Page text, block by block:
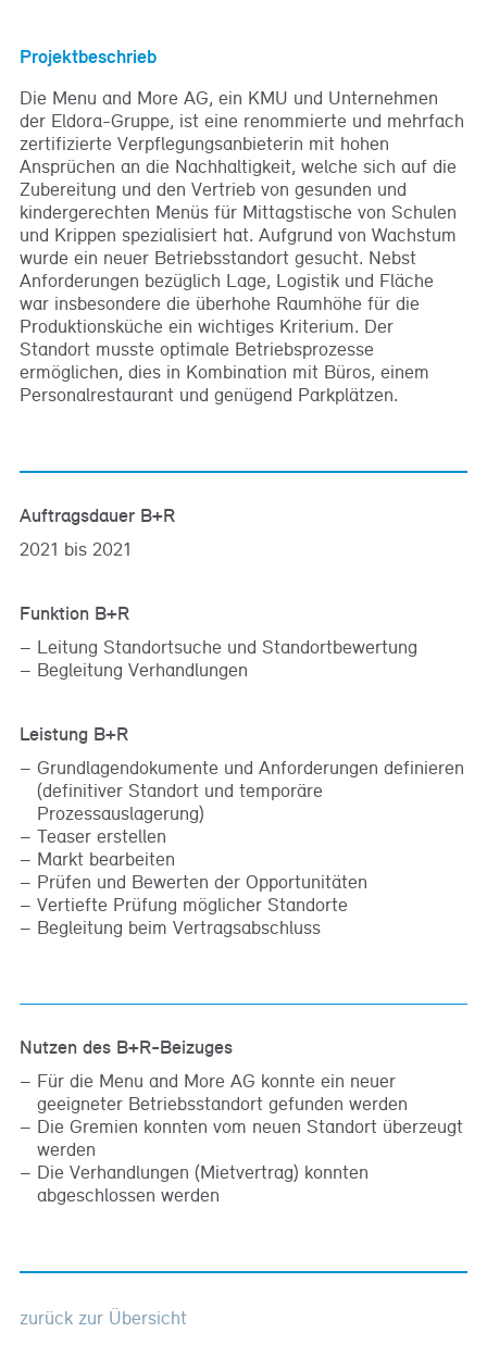
Projektbeschrieb
Die Menu and More AG, ein KMU und Unternehmen
der Eldora-Gruppe, ist eine renommierte und mehrfach
zertifizierte Verpflegungsanbieterin mit hohen
Ansprüchen an die Nachhaltigkeit, welche sich auf die
Zubereitung und den Vertrieb von gesunden und
kindergerechten Menüs für Mittagstische von Schulen
und Krippen spezialisiert hat. Aufgrund von Wachstum
wurde ein neuer Betriebsstandort gesucht. Nebst
Anforderungen bezüglich Lage, Logistik und Fläche
war insbesondere die überhohe Raumhöhe für die
Produktionsküche ein wichtiges Kriterium. Der
Standort musste optimale Betriebsprozesse
ermöglichen, dies in Kombination mit Büros, einem
Personalrestaurant und genügend Parkplätzen.
Auftragsdauer B+R
2021 bis 2021
Funktion B+R
Leitung Standortsuche und Standortbewertung
Begleitung Verhandlungen
Leistung B+R
Grundlagendokumente und Anforderungen definieren
(definitiver Standort und temporäre
Prozessauslagerung)
Teaser erstellen
Markt bearbeiten
Prüfen und Bewerten der Opportunitäten
Vertiefte Prüfung möglicher Standorte
Begleitung beim Vertragsabschluss
Nutzen des B+R-Beizuges
Für die Menu and More AG konnte ein neuer
geeigneter Betriebsstandort gefunden werden
Die Gremien konnten vom neuen Standort überzeugt
werden
Die Verhandlungen (Mietvertrag) konnten
abgeschlossen werden
zurück zur Übersicht